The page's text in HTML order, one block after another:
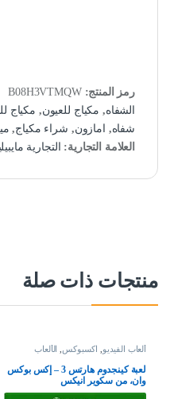
رمز المنتج:B08H3VTMQW
الشفاه, مكياج للعيون, مكياج
شفاه, امازون, شراء مكياج,
العلامة التجارية:
التجارية
منتجات ذات صلة
ألعاب الفيديو اكسبوكس الألعاب
لعبة كينجدوم هارتس 3 – إكس بوكس
وان، من سكوير انيكس